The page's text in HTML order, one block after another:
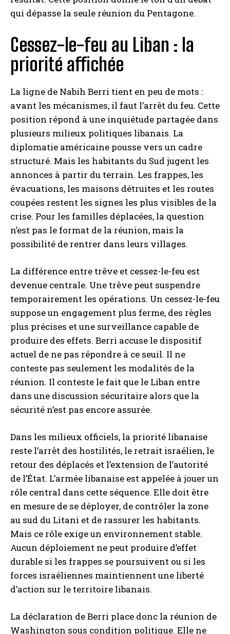
qui dépasse la seule réunion du Pentagone.
Cessez-le-feu au Liban : la
priorité affichée
La ligne de Nabih Berri tient en peu de mots :
avant les mécanismes, il faut l’arrêt du feu. Cette
position répond à une inquiétude partagée dans
plusieurs milieux politiques libanais. La
diplomatie américaine pousse vers un cadre
structuré. Mais les habitants du Sud jugent les
annonces à partir du terrain. Les frappes, les
évacuations, les maisons détruites et les routes
coupées restent les signes les plus visibles de la
crise. Pour les familles déplacées, la question
n’est pas le format de la réunion, mais la
possibilité de rentrer dans leurs villages.
La différence entre trêve et cessez-le-feu est
devenue centrale. Une trêve peut suspendre
temporairement les opérations. Un cessez-le-feu
suppose un engagement plus ferme, des règles
plus précises et une surveillance capable de
produire des effets. Berri accuse le dispositif
actuel de ne pas répondre à ce seuil. Il ne
conteste pas seulement les modalités de la
réunion. Il conteste le fait que le Liban entre
dans une discussion sécuritaire alors que la
sécurité n’est pas encore assurée.
Dans les milieux officiels, la priorité libanaise
reste l’arrêt des hostilités, le retrait israélien, le
retour des déplacés et l’extension de l’autorité
de l’État. L’armée libanaise est appelée à jouer un
rôle central dans cette séquence. Elle doit être
en mesure de se déployer, de contrôler la zone
au sud du Litani et de rassurer les habitants.
Mais ce rôle exige un environnement stable.
Aucun déploiement ne peut produire d’effet
durable si les frappes se poursuivent ou si les
forces israéliennes maintiennent une liberté
d’action sur le territoire libanais.
La déclaration de Berri place donc la réunion de
Washington sous condition politique. Elle ne